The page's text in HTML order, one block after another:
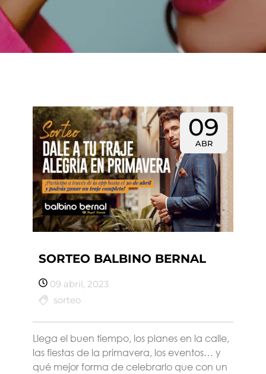
SORTEO BALBINO BERNAL
09 abril, 2023
sorteo
Llega el buen tiempo, los planes en la calle,
las fiestas de la primavera, los eventos… y
qué mejor forma de celebrarlo que con un
09
ABR